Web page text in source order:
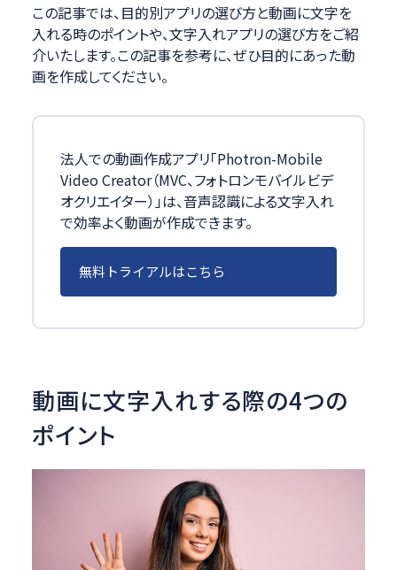
この記事では、目的別アプリの選び方と動画に文字を
入れる時のポイントや、文字入れアプリの選び方をご紹
介いたします。この記事を参考に、ぜひ目的にあった動
画を作成してください。
法人での動画作成アプリ「Photron-Mobile
Video Creator（MVC、フォトロンモバイルビデ
オクリエイター）」は、音声認識による文字入れ
で効率よく動画が作成できます。
無料トライアルはこちら
動画に文字入れする際の4つの
ポイント